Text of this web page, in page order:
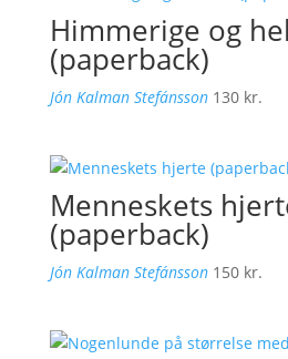
Himmerige og
(paperback)
Jón Kalman Stefánsson 130 kr.
Menneskets
(paperback)
Jón Kalman Stefánsson 150 kr.